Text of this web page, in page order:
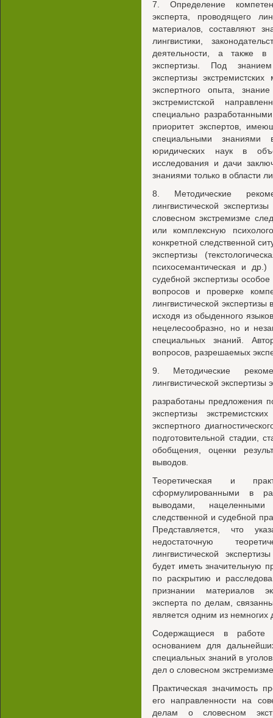
7. Определение
эксперта, проводящего
материалов, составляют
лингвистики,
деятельности, а также в
экспертизы. Под
экспертизы
экспертного опыта,
экстремистской
специально
приоритет экспертов,
специальными
юридических наук в
исследования и дачи
знаниями только в области
8. Методические
лингвистической
словесном экстремизме
или комплексную
конкретной следственной
экспертизы
психосемантическая и
судебной экспертизы
вопросов и проверке
лингвистической
исходя из обыденного
нецелесообразно, но и
специальных знаний.
вопросов, разрешаемых
9. Методические
лингвистической
разработаны предложения
экспертизы
экспертного
подготовительной стадии,
обобщения, оценки
выводов.
Теоретическая и
сформулированными в
выводами, нацеленными
следственной и судебной
Представляется, что
недостаточную
лингвистической
будет иметь значительную
по раскрытию и
признании материалов
эксперта по делам,
является одним из немногих
Содержащиеся в работе
основанием для
специальных знаний в
дел о словесном
Практическая значимость
его направленности на
делам о словесном